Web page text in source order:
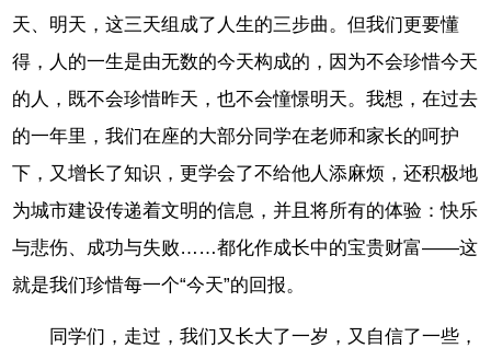
天、明天，这三天组成了人生的三步曲。但我们更要懂
得，人的一生是由无数的今天构成的，因为不会珍惜今天
的人，既不会珍惜昨天，也不会憧憬明天。我想，在过去
的一年里，我们在座的大部分同学在老师和家长的呵护
下，又增长了知识，更学会了不给他人添麻烦，还积极地
为城市建设传递着文明的信息，并且将所有的体验：快乐
与悲伤、成功与失败……都化作成长中的宝贵财富——这
就是我们珍惜每一个“今天”的回报。
同学们，走过，我们又长大了一岁，又自信了一些，